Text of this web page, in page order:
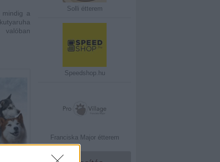
a
valóban
Solli étterem
Speedshop.hu
Franciska Major étterem